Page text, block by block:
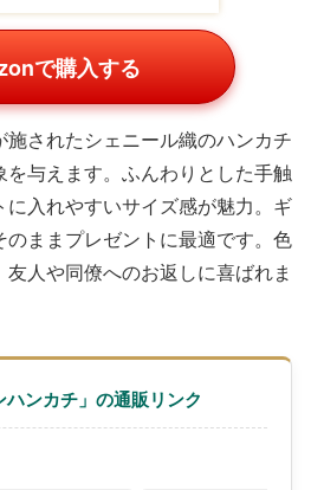
で購入する
されたシェニール織のハンカチ
与えます。ふんわりとした手触
に入れやすいサイズ感が魅力。ギ
ままプレゼントに最適です。色
人や同僚へのお返しに喜ばれま
ハンカチ」の通販リンク